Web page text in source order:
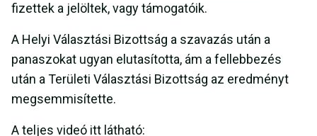
fizettek a jelöltek, vagy támogatóik.
A Helyi Választási Bizottság a szavazás után a
panaszokat ugyan elutasította, ám a fellebbezés
után a Területi Választási Bizottság az eredményt
megsemmisítette.
A teljes videó itt látható: